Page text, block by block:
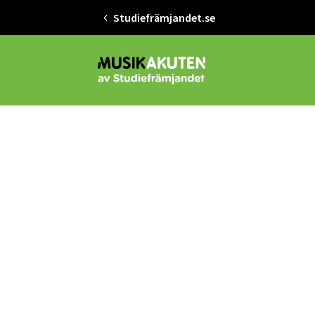
Studiefrämjandet.se
Gå till studiefrämjandets startsida